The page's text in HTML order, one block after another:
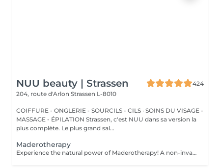
NUU beauty | Strassen
424
204, route d'Arlon Strassen L-8010
COIFFURE - ONGLERIE - SOURCILS - CILS · SOINS DU VISAGE -
MASSAGE - ÉPILATION Strassen, c'est NUU dans sa version la
plus complète. Le plus grand sal...
Maderotherapy
Experience the natural power of Maderotherapy! A non-invasive massage technique using wooden tools. It improves circulation and lymphatic drainage, reduces cellulite, helps contour the body, and eliminates excess fluid. Types: - Brazilian: focuses on legs and glutes, helps shape the silhouette; - Abdomen: reduces volume and firms the skin; - Full body: promotes relaxation and overall recovery. Age restrictions: recommended to do from 16 years old. Post-procedure recommendations: do not do sports and any sharp movement for 2-3 hours after the procedure. Frequency: 2-3 times per week, 8-10 sessions. Repeat once in 3-6 months. Contraindications: pregnancy, inflammation, acne, varicose veins in the acute stage.